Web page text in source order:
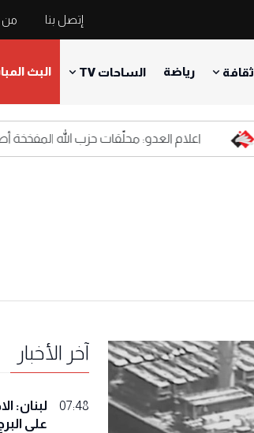
إتصل بنا من
ثقافة رياضة الساحات TV البث
اعلام العدو: محلّقات حزب الله المفخخة أصبحت
آخر الأخبار
07:48
لبنان:
على